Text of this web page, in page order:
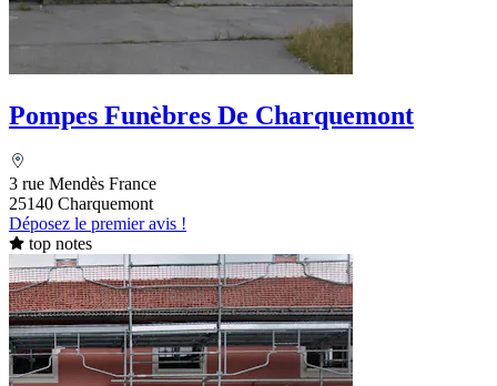
Pompes Funèbres De Charquemont
3 rue Mendès France
25140 Charquemont
Déposez le premier avis !
top notes